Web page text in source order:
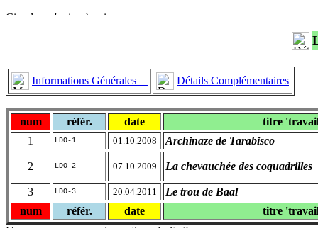
Informations Générales Détails Complémentaires
num référ. date
titre
1
LDO-1 01.10.2008 Archinaze de Tarabisco
2 LDO-2 07.10.2009 La chevauchée des coquadrilles
3 LDO-3 20.04.2011
Le trou de Baal
num
référ. date titre